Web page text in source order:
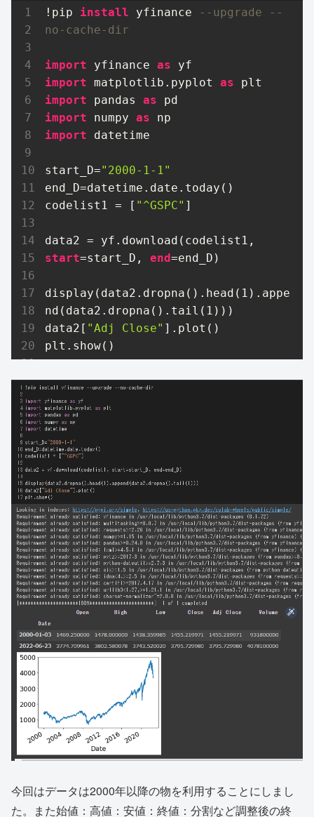
!pip install yfinance
--upgrade --
no-cache-dir
import yfinance as
import matplotlib.pyplot as
import pandas as
import numpy as
import datetime
start_D="2000-1-1"
end_D=datetime.date.today()
codelist1 = [ "^GSPC" ]
start=start_D, end=end_D)
display(data2.dropna().head( 1 ).appe
nd(data2.dropna().tail( 1 )))
data2[ "Adj Close" ].plot()
plt.show()
今回はデータは2000年以降の物を利用することにしまし
た。また始値：高値：安値：終値：分割など調整後の終